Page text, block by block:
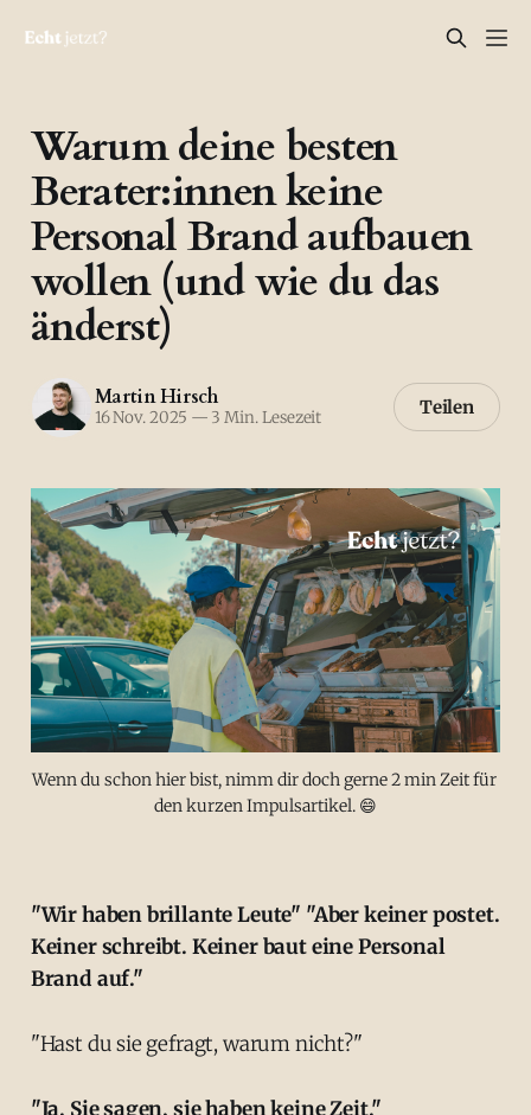
Warum deine besten
Berater:innen keine
Personal Brand aufbauen
wollen (und wie du das
änderst)
Martin Hirsch
16 Nov. 2025 — 3 Min. Lesezeit Teilen
Wenn du schon hier bist, nimm dir doch gerne 2 min Zeit für
den kurzen Impulsartikel. 😄
"Wir haben brillante Leute" "Aber keiner postet.
Keiner schreibt. Keiner baut eine Personal
Brand auf."
"Hast du sie gefragt, warum nicht?"
"Ja. Sie sagen, sie haben keine Zeit."